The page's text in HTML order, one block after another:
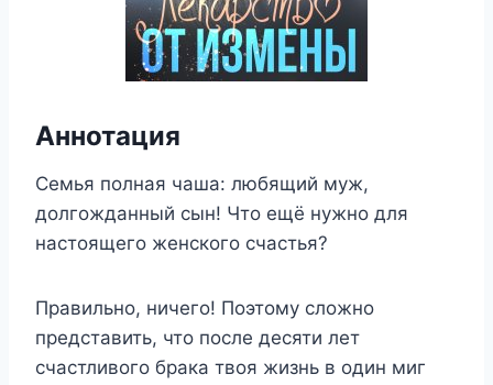
Аннотация
Семья полная чаша: любящий муж,
долгожданный сын! Что ещё нужно для
настоящего женского счастья?
Правильно, ничего! Поэтому сложно
представить, что после десяти лет
счастливого брака твоя жизнь в один миг